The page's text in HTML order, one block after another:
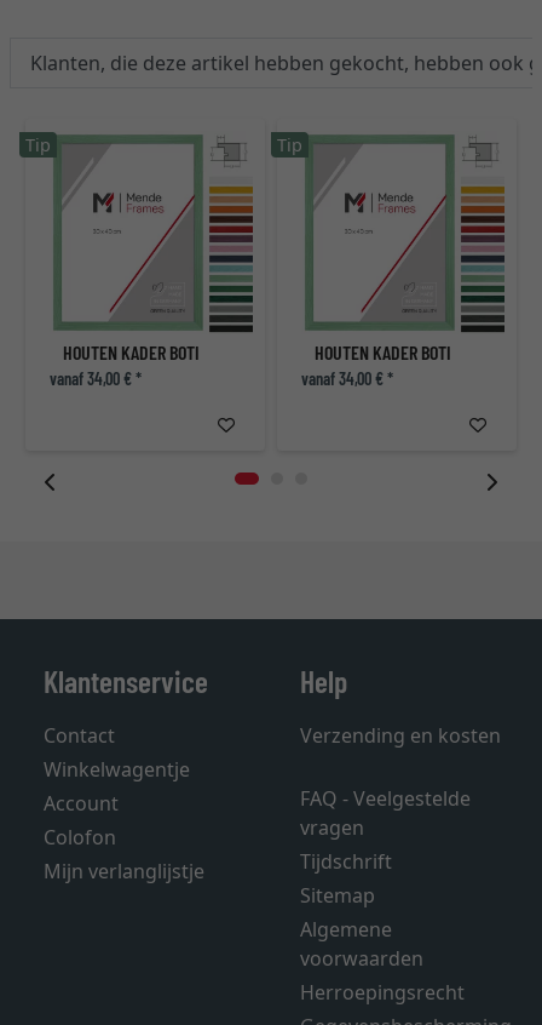
Klanten, die deze artikel hebben gekocht, hebben ook
HOUTEN KADER BOTI
vanaf 34,00 € *
Tip
HOUTEN KADER BOTI
vanaf 34,00 € *
Tip
Klantenservice
Contact
Winkelwagentje
Account
Colofon
Mijn verlanglijstje
Help
Verzending en kosten
FAQ - Veelgestelde
vragen
Tijdschrift
Sitemap
Algemene
voorwaarden
Herroepingsrecht